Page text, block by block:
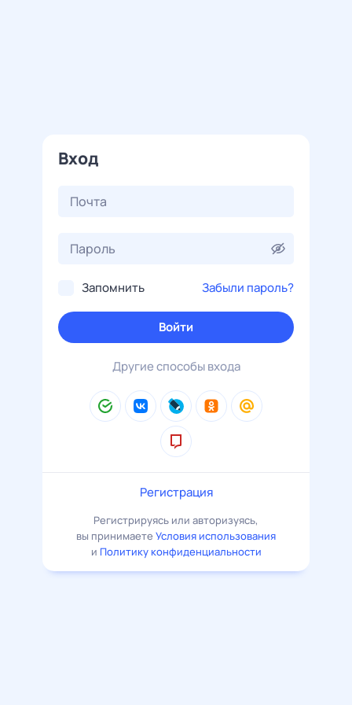
Вход
Запомнить Забыли пароль?
Войти
Другие способы входа
Регистрация
Регистрируясь или авторизуясь,
вы принимаете Условия использования
и Политику конфиденциальности